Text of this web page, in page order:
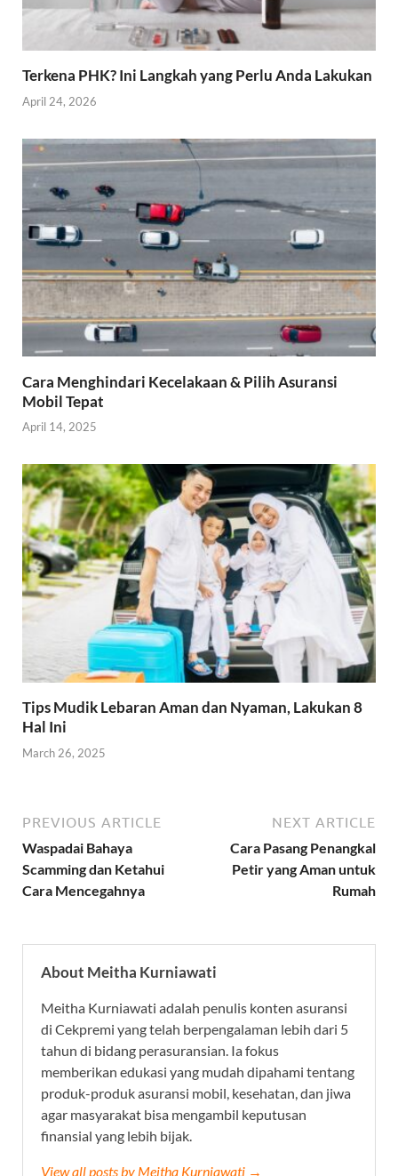
Terkena PHK? Ini Langkah yang Perlu Anda Lakukan
April 24, 2026
Cara Menghindari Kecelakaan & Pilih Asuransi
Mobil Tepat
April 14, 2025
Tips Mudik Lebaran Aman dan Nyaman, Lakukan 8
Hal Ini
March 26, 2025
PREVIOUS ARTICLE
Waspadai Bahaya
Scamming dan Ketahui
Cara Mencegahnya
NEXT ARTICLE
Cara Pasang Penangkal
Petir yang Aman untuk
Rumah
About Meitha Kurniawati
Meitha Kurniawati adalah penulis konten asuransi
di Cekpremi yang telah berpengalaman lebih dari 5
tahun di bidang perasuransian. Ia fokus
memberikan edukasi yang mudah dipahami tentang
produk-produk asuransi mobil, kesehatan, dan jiwa
agar masyarakat bisa mengambil keputusan
finansial yang lebih bijak.
View all posts by Meitha Kurniawati →